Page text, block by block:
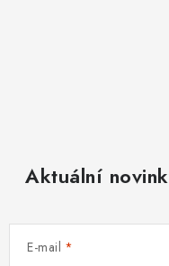
Aktuální
E-mail